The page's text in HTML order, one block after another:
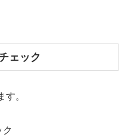
ェック
。